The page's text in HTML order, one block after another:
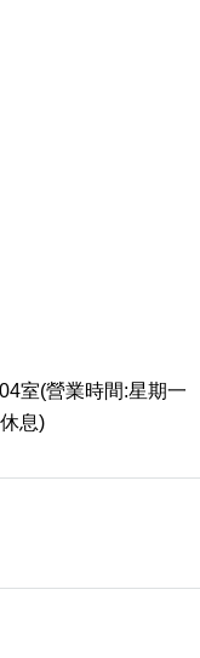
室(營業時間:星期一
息)